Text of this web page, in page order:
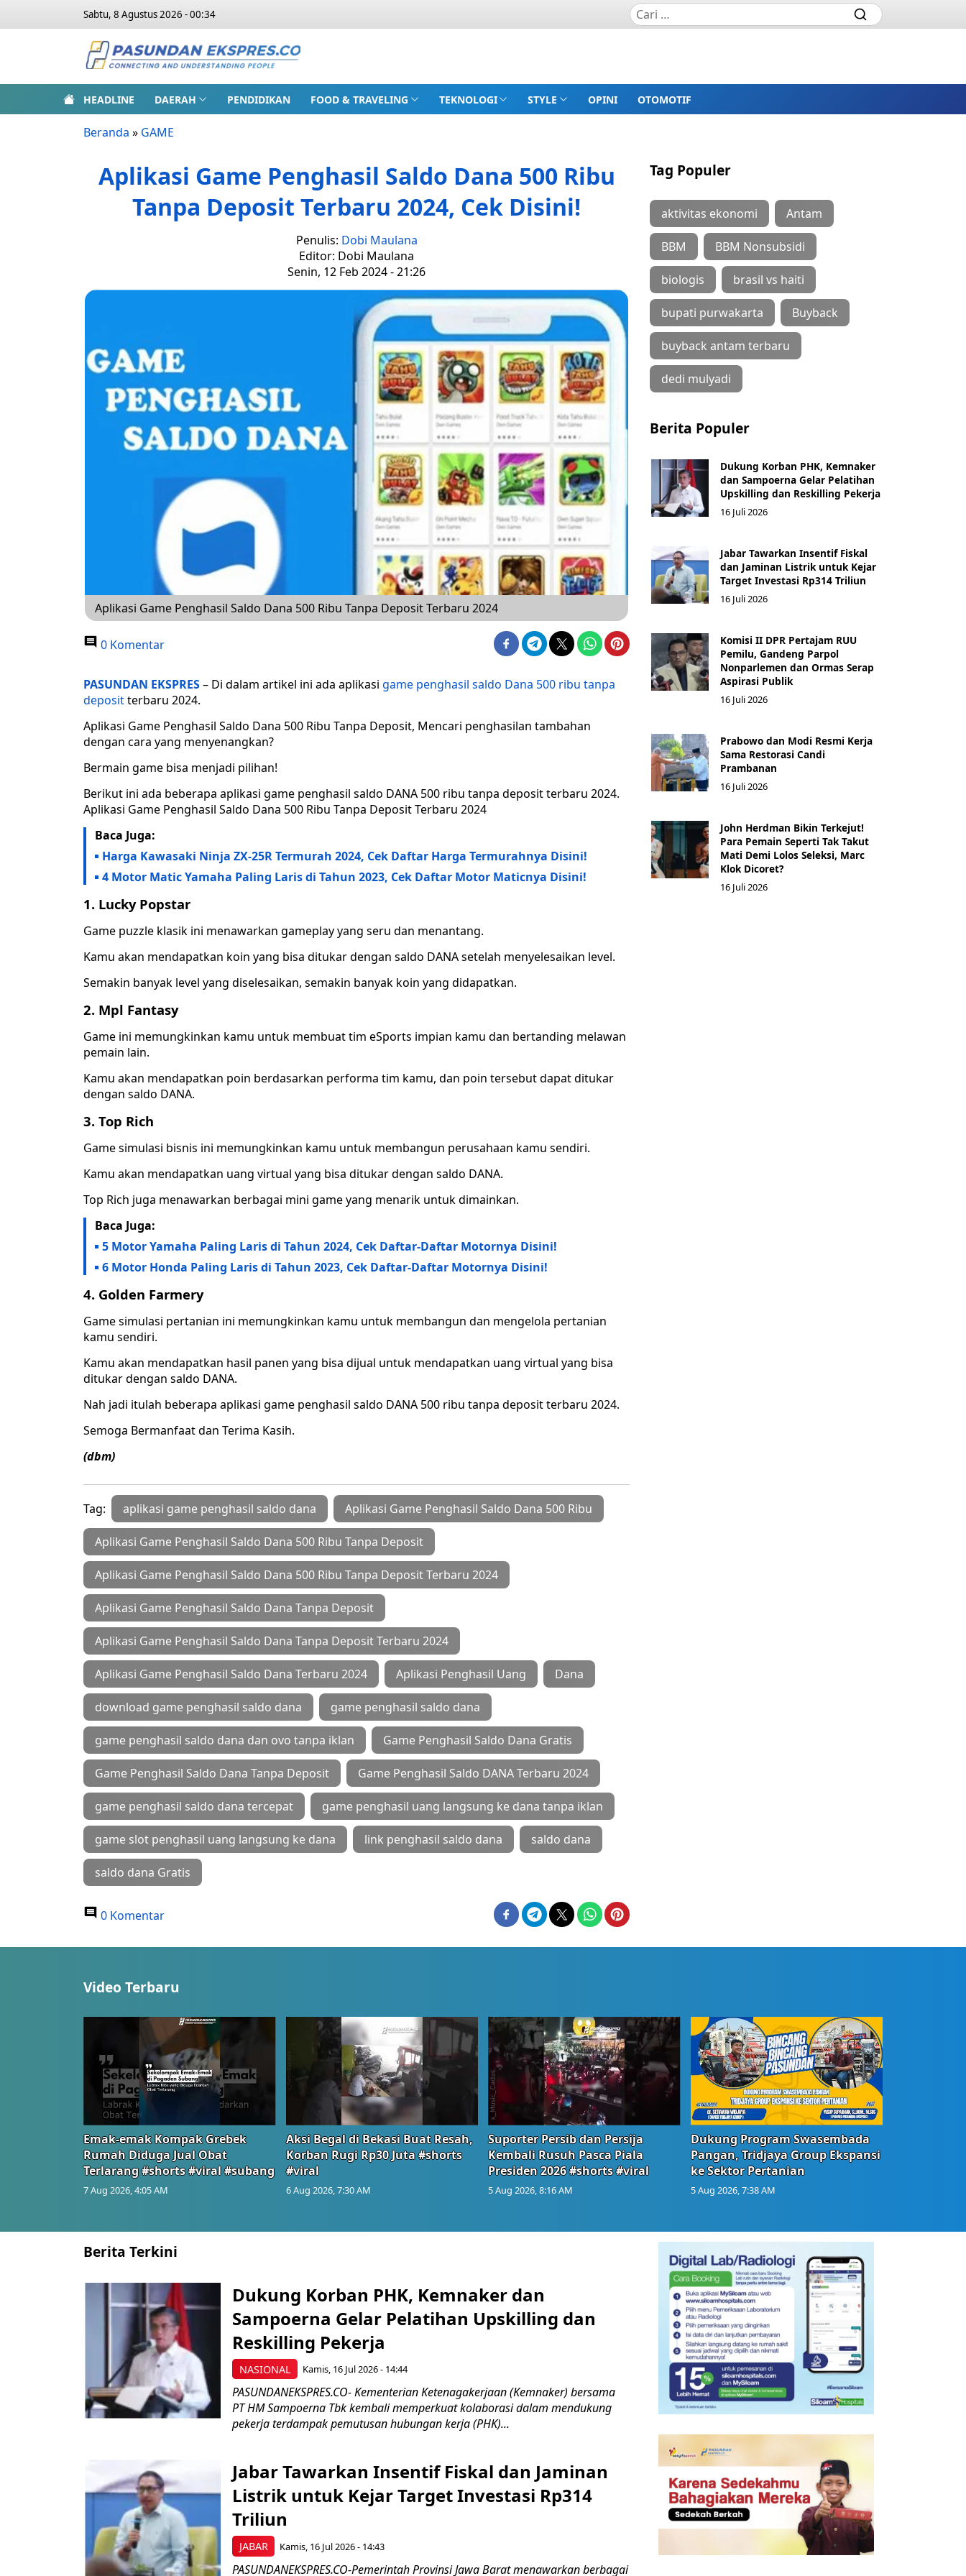
Sabtu, 8 Agustus 2026 - 00:34
HEADLINE DAERAH PENDIDIKAN FOOD & TRAVELING TEKNOLOGI STYLE OPINI OTOMOTIF
Beranda » GAME
Aplikasi Game Penghasil Saldo Dana 500 Ribu
Tanpa Deposit Terbaru 2024, Cek Disini!
Penulis: Dobi Maulana
Editor: Dobi Maulana
Senin, 12 Feb 2024 - 21:26
Aplikasi Game Penghasil Saldo Dana 500 Ribu Tanpa Deposit Terbaru 2024
0 Komentar
PASUNDAN EKSPRES– Di dalam artikel ini ada aplikasi game penghasil saldo Dana 500 ribu tanpa
depositterbaru 2024.
Aplikasi Game Penghasil Saldo Dana 500 Ribu Tanpa Deposit, Mencari penghasilan tambahan
dengan cara yang menyenangkan?
Bermain game bisa menjadi pilihan!
Berikut ini ada beberapa aplikasi game penghasil saldo DANA 500 ribu tanpa deposit terbaru 2024.
Aplikasi Game Penghasil Saldo Dana 500 Ribu Tanpa Deposit Terbaru 2024
Baca Juga:
Harga Kawasaki Ninja ZX-25R Termurah 2024, Cek Daftar Harga Termurahnya Disini!
4 Motor Matic Yamaha Paling Laris di Tahun 2023, Cek Daftar Motor Maticnya Disini!
1. Lucky Popstar
Game puzzle klasik ini menawarkan gameplay yang seru dan menantang.
Kamu akan mendapatkan koin yang bisa ditukar dengan saldo DANA setelah menyelesaikan level.
Semakin banyak level yang diselesaikan, semakin banyak koin yang didapatkan.
2. Mpl Fantasy
Game ini memungkinkan kamu untuk membuat tim eSports impian kamu dan bertanding melawan
pemain lain.
Kamu akan mendapatkan poin berdasarkan performa tim kamu, dan poin tersebut dapat ditukar
dengan saldo DANA.
3. Top Rich
Game simulasi bisnis ini memungkinkan kamu untuk membangun perusahaan kamu sendiri.
Kamu akan mendapatkan uang virtual yang bisa ditukar dengan saldo DANA.
Top Rich juga menawarkan berbagai mini game yang menarik untuk dimainkan.
Baca Juga:
5 Motor Yamaha Paling Laris di Tahun 2024, Cek Daftar-Daftar Motornya Disini!
6 Motor Honda Paling Laris di Tahun 2023, Cek Daftar-Daftar Motornya Disini!
4. Golden Farmery
Game simulasi pertanian ini memungkinkan kamu untuk membangun dan mengelola pertanian
kamu sendiri.
Kamu akan mendapatkan hasil panen yang bisa dijual untuk mendapatkan uang virtual yang bisa
ditukar dengan saldo DANA.
Nah jadi itulah beberapa aplikasi game penghasil saldo DANA 500 ribu tanpa deposit terbaru 2024.
Semoga Bermanfaat dan Terima Kasih.
(dbm)
Tag: aplikasi game penghasil saldo dana Aplikasi Game Penghasil Saldo Dana 500 Ribu
Aplikasi Game Penghasil Saldo Dana 500 Ribu Tanpa Deposit
Aplikasi Game Penghasil Saldo Dana 500 Ribu Tanpa Deposit Terbaru 2024
Aplikasi Game Penghasil Saldo Dana Tanpa Deposit
Aplikasi Game Penghasil Saldo Dana Tanpa Deposit Terbaru 2024
Aplikasi Game Penghasil Saldo Dana Terbaru 2024 Aplikasi Penghasil Uang Dana
download game penghasil saldo dana game penghasil saldo dana
game penghasil saldo dana dan ovo tanpa iklan Game Penghasil Saldo Dana Gratis
Game Penghasil Saldo Dana Tanpa Deposit Game Penghasil Saldo DANA Terbaru 2024
game penghasil saldo dana tercepat game penghasil uang langsung ke dana tanpa iklan
game slot penghasil uang langsung ke dana link penghasil saldo dana saldo dana
saldo dana Gratis
0 Komentar
Tag Populer
aktivitas ekonomi Antam
BBM BBM Nonsubsidi
biologis brasil vs haiti
bupati purwakarta Buyback
buyback antam terbaru
dedi mulyadi
Berita Populer
Dukung Korban PHK, Kemnaker
dan Sampoerna Gelar Pelatihan
Upskilling dan Reskilling Pekerja
16 Juli 2026
Jabar Tawarkan Insentif Fiskal
dan Jaminan Listrik untuk Kejar
Target Investasi Rp314 Triliun
16 Juli 2026
Komisi II DPR Pertajam RUU
Pemilu, Gandeng Parpol
Nonparlemen dan Ormas Serap
Aspirasi Publik
16 Juli 2026
Prabowo dan Modi Resmi Kerja
Sama Restorasi Candi
Prambanan
16 Juli 2026
John Herdman Bikin Terkejut!
Para Pemain Seperti Tak Takut
Mati Demi Lolos Seleksi, Marc
Klok Dicoret?
16 Juli 2026
Video Terbaru
Emak-emak Kompak Grebek
Rumah Diduga Jual Obat
Terlarang #shorts #viral #subang
7 Aug 2026, 4:05 AM
Aksi Begal di Bekasi Buat Resah,
Korban Rugi Rp30 Juta #shorts
#viral
6 Aug 2026, 7:30 AM
Suporter Persib dan Persija
Kembali Rusuh Pasca Piala
Presiden 2026 #shorts #viral
5 Aug 2026, 8:16 AM
Dukung Program Swasembada
Pangan, Tridjaya Group Ekspansi
ke Sektor Pertanian
5 Aug 2026, 7:38 AM
Berita Terkini
NASIONAL
Dukung Korban PHK, Kemnaker dan
Sampoerna Gelar Pelatihan Upskilling dan
Reskilling Pekerja
Kamis, 16 Jul 2026 - 14:44
PASUNDANEKSPRES.CO- Kementerian Ketenagakerjaan (Kemnaker) bersama
PT HM Sampoerna Tbk kembali memperkuat kolaborasi dalam mendukung
pekerja terdampak pemutusan hubungan kerja (PHK)...
JABAR
Jabar Tawarkan Insentif Fiskal dan Jaminan
Listrik untuk Kejar Target Investasi Rp314
Triliun
Kamis, 16 Jul 2026 - 14:43
PASUNDANEKSPRES.CO-Pemerintah Provinsi Jawa Barat menawarkan berbagai